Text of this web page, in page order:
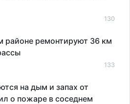
130
районе ремонтируют 36 км
133
на дым и запах от
о пожаре в соседнем